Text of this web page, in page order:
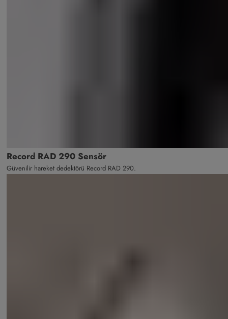
Record RAD 290 Sensör
Güvenilir hareket dedektörü Record RAD 290.